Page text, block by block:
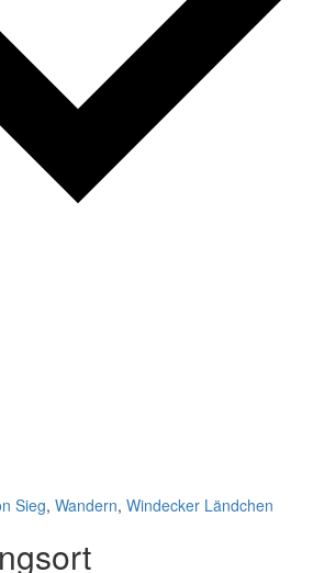
Sieg, Wandern, Windecker Ländchen